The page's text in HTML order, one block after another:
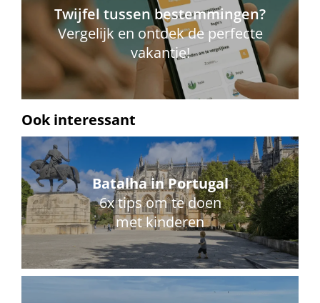
Twijfel tussen bestemmingen?
Vergelijk en ontdek de perfecte
vakantie!
Ook interessant
Batalha in Portugal
6x tips om te doen
met kinderen